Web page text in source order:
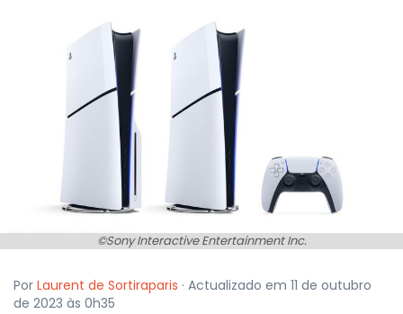
©Sony Interactive Entertainment Inc.
Por Laurent de Sortiraparis · Actualizado em 11 de outubro
de 2023 às 0h35